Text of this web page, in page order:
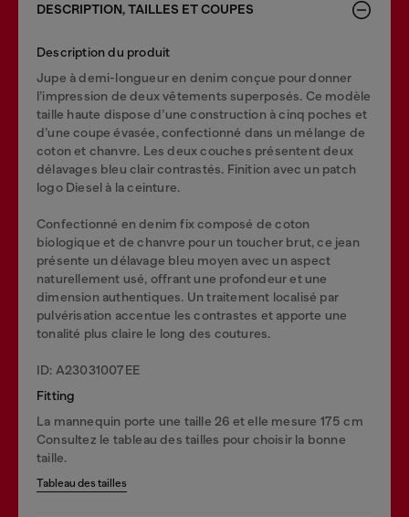
DESCRIPTION, TAILLES ET COUPES
Description du produit
Jupe à demi-longueur en denim conçue pour donner
l’impression de deux vêtements superposés. Ce modèle
taille haute dispose d’une construction à cinq poches et
d’une coupe évasée, confectionné dans un mélange de
coton et chanvre. Les deux couches présentent deux
délavages bleu clair contrastés. Finition avec un patch
logo Diesel à la ceinture.
Confectionné en denim fix composé de coton
biologique et de chanvre pour un toucher brut, ce jean
présente un délavage bleu moyen avec un aspect
naturellement usé, offrant une profondeur et une
dimension authentiques. Un traitement localisé par
pulvérisation accentue les contrastes et apporte une
tonalité plus claire le long des coutures.
ID: A23031007EE
Fitting
La mannequin porte une taille 26 et elle mesure 175 cm
Consultez le tableau des tailles pour choisir la bonne
taille.
Tableau des tailles